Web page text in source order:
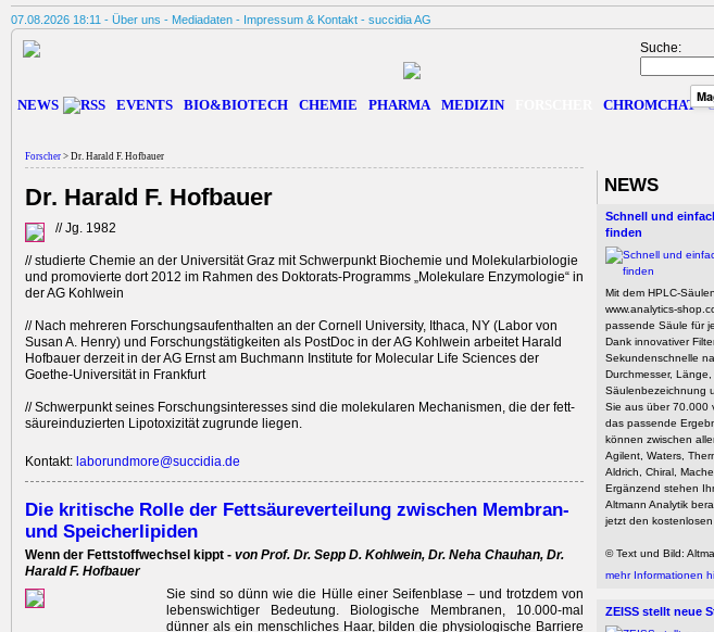
07.08.2026 18:11 - Über uns - Mediadaten - Impressum & Kontakt - succidia AG
Suche:
NEWS EVENTS BIO&BIOTECH CHEMIE PHARMA MEDIZIN CHROMCHAT
Forscher > Dr. Harald F. Hofbauer
Dr. Harald F. Hofbauer
// Jg. 1982
// studierte Chemie an der Universität Graz mit Schwerpunkt Biochemie und Molekularbiologie
und promovierte dort 2012 im Rahmen des Doktorats-Programms „Molekulare Enzymologie“ in
der AG Kohlwein
// Nach mehreren Forschungsaufenthalten an der Cornell University, Ithaca, NY (Labor von
Susan A. Henry) und Forschungstätigkeiten als PostDoc in der AG Kohlwein arbeitet Harald
Hofbauer derzeit in der AG Ernst am Buchmann Institute for Molecular Life ­Sciences der
Goethe-Universität in Frankfurt
// Schwerpunkt seines Forschungsinteresses sind die molekularen Mechanismen, die der fett­
säureinduzierten Lipotoxizität zugrunde liegen.
Kontakt: laborundmore@succidia.de
Die kritische Rolle der Fettsäureverteilung zwischen Membran-
und Speicherlipiden
Wenn der ­Fettstoffwechsel kippt - von Prof. Dr. Sepp D. Kohlwein, Dr. Neha Chauhan, Dr.
Harald F. Hofbauer
Sie sind so dünn wie die Hülle einer Seifenblase – und trotzdem von
lebenswichtiger Bedeutung. Biologische Membranen, 10.000-mal
dünner als ein menschliches Haar, bilden die physiologische Barriere
NEWS
Schnell und
finden
Mit dem HPLC-
www.analytics-
passende Säule für
Dank innovativer
Sekundenschnelle
Durchmesser, Länge,
Säulenbezeichnung
Sie aus über 70.000
das passende
können zwischen
Agilent, Waters,
Aldrich, Chiral,
Ergänzend stehen
Altmann Analytik
jetzt den
© Text und Bild:
mehr Informationen
ZEISS stellt neue